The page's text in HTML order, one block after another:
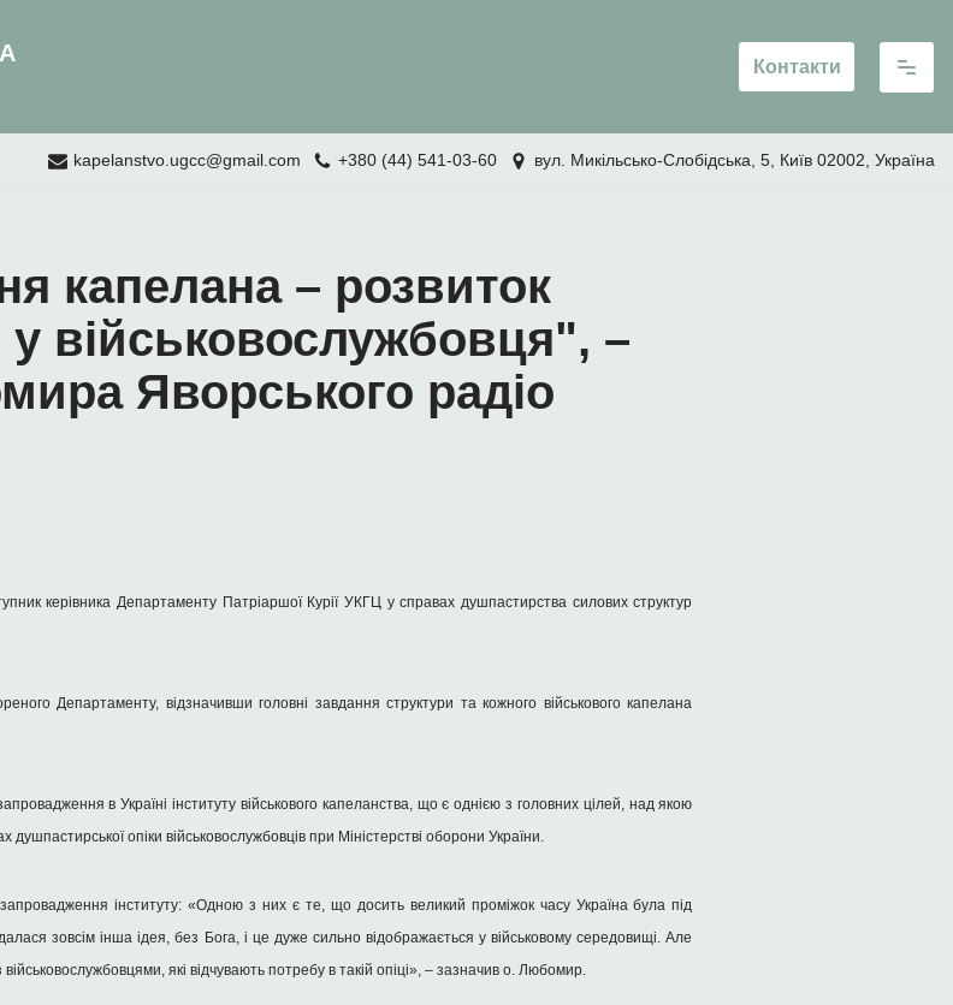
Контакти
kapelanstvo.ugcc@gmail.com +380 (44) 541-03-60 вул. Микільсько-Слобідська, 5, Київ 02002, Україна
капелана – розвиток
військовослужбовця", –
Яворського радіо
керівника Департаменту Патріаршої Курії УКГЦ у справах душпастирства силових структур
Департаменту, відзначивши головні завдання структури та кожного військового капелана
в Україні інституту військового капеланства, що є однією з головних цілей, над якою
опіки військовослужбовців при Міністерстві оборони України.
інституту: «Одною з них є те, що досить великий проміжок часу Україна була під
зовсім інша ідея, без Бога, і це дуже сильно відображається у військовому середовищі. Але
які відчувають потребу в такій опіці», – зазначив о. Любомир.